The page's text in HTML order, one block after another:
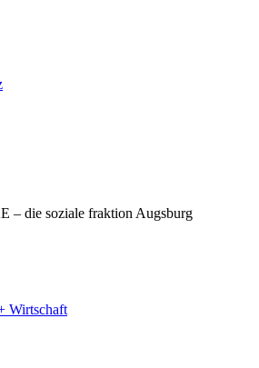
– die soziale fraktion Augsburg
Wirtschaft